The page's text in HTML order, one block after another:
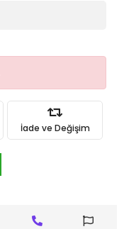
İade ve Değişim